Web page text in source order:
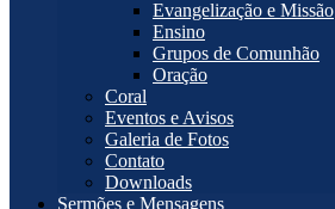
Evangelização e Missão
Ensino
Grupos de Comunhão
Oração
Coral
Eventos e Avisos
Galeria de Fotos
Contato
Downloads
Sermões e Mensagens